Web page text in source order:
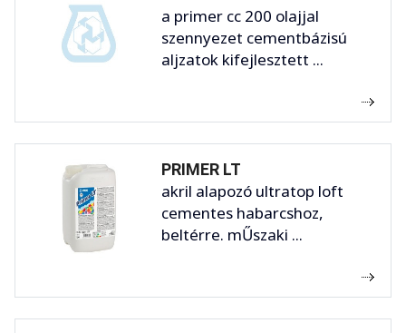
a primer cc 200 olajjal
szennyezet cementbázisú
aljzatok kifejlesztett ...
PRIMER LT
akril alapozó ultratop loft
cementes habarcshoz,
beltérre. mŰszaki ...